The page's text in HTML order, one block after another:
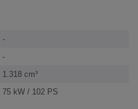
-
-
1.318 cm³
75 kW / 102 PS